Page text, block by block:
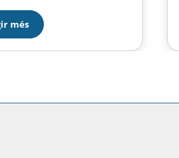
Categoría Aleví: 2ª Lara
Helena Vilau. Categoría
1ª Georgina Barea. 2ª Noa
Categoría Cadet: 3ª Laura
més